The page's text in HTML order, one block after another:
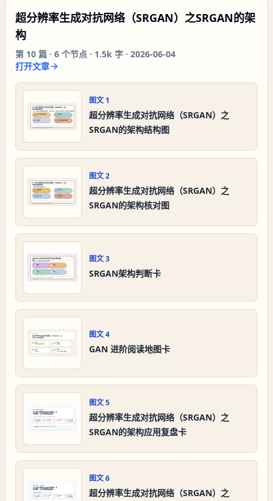
超分辨率生成对抗网络（SRGAN）之SRGAN的架
构
第 10 篇 · 6 个节点 · 1.5k 字 · 2026-06-04
打开文章
图文 1
超分辨率生成对抗网络（SRGAN）之
SRGAN的架构结构图
图文2
超分辨率生成对抗网络（SRGAN）之
SRGAN的架构核对图
图文3
SRGAN架构判断卡
图文4
GAN 进阶阅读地图卡
图文5
超分辨率生成对抗网络（SRGAN）之
SRGAN的架构应用复盘卡
图文6
超分辨率生成对抗网络（SRGAN）之